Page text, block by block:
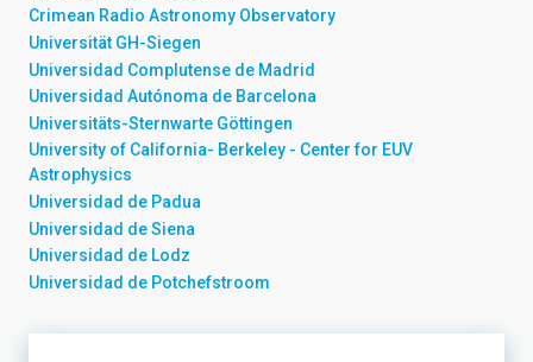
Crimean Radio Astronomy Observatory
Universität GH-Siegen
Universidad Complutense de Madrid
Universidad Autónoma de Barcelona
Universitäts-Sternwarte Göttingen
University of California- Berkeley - Center for EUV
Astrophysics
Universidad de Padua
Universidad de Siena
Universidad de Lodz
Universidad de Potchefstroom